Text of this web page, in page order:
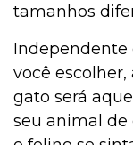
tamanhos
Independente
você
gato será
seu animal de